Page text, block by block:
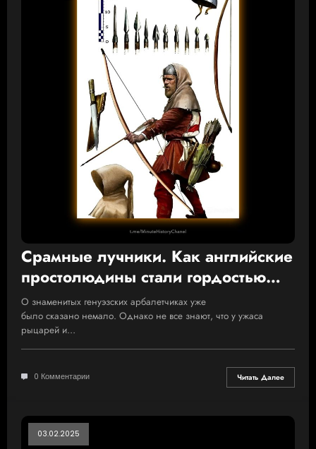
Срамные лучники. Как английские
простолюдины стали гордостью
британской армии
О знаменитых генуэзских арбалетчиках уже
было сказано немало. Однако не все знают, что у ужаса
рыцарей и…
0 Комментарии Читать Далее
03.02.2025